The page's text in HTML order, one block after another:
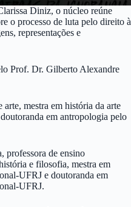
Diniz, o núcleo reúne
o processo de luta pelo direito à
representações e
Prof. Dr. Gilberto Alexandre
mestra em história da arte
em antropologia pelo
professora de ensino
e filosofia, mestra em
UFRJ e doutoranda em
UFRJ.